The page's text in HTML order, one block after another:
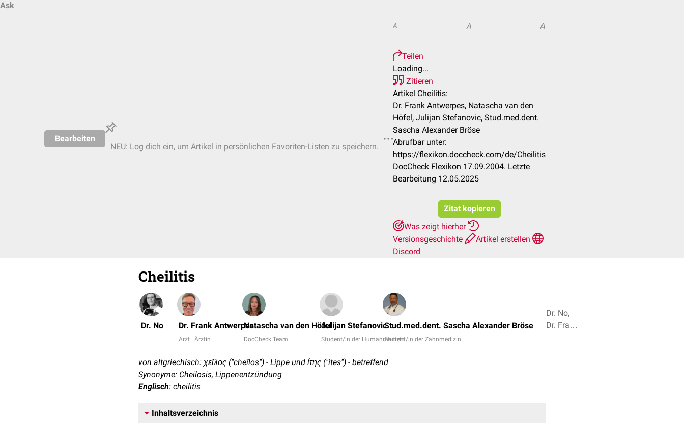
Ask
Bearbeiten
NEU: Log dich ein, um Artikel in persönlichen Favoriten-Listen zu speichern.
A A A
Teilen
Loading...
Zitieren
Artikel Cheilitis:
Dr. Frank Antwerpes, Natascha van den
Höfel, Julijan Stefanovic, Stud.med.dent.
Sascha Alexander Bröse
Abrufbar unter:
https://flexikon.doccheck.com/de/Cheilitis
DocCheck Flexikon 17.09.2004. Letzte
Bearbeitung 12.05.2025
Zitat kopieren
Was zeigt hierher
Versionsgeschichte
Artikel erstellen
Discord
Cheilitis
Dr. No Dr. Frank Antwerpes
Arzt | Ärztin
Natascha van den Höfel
DocCheck Team
Julijan Stefanovic
Student/in der Humanmedizin
Stud.med.dent. Sascha Alexander Bröse
Student/in der Zahnmedizin
Dr. No,
Dr. Frank
von altgriechisch: χεῖλος ("cheîlos") - Lippe und ίτης ("ites") - betreffend
Synonyme: Cheilosis, Lippenentzündung
Englisch: cheilitis
Inhaltsverzeichnis